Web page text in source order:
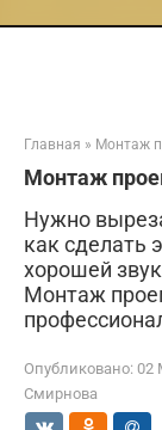
Главная » Монтаж
Монтаж
Нужно
как сделать
хорошей
Монтаж
Опубликовано: 02
Смирнова